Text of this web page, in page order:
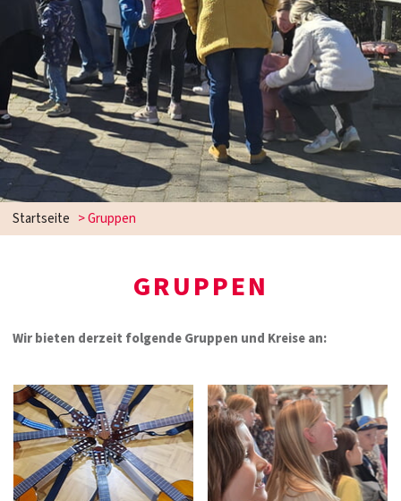
Startseite >Gruppen
GRUPPEN
Wir bieten derzeit folgende Gruppen und Kreise an: